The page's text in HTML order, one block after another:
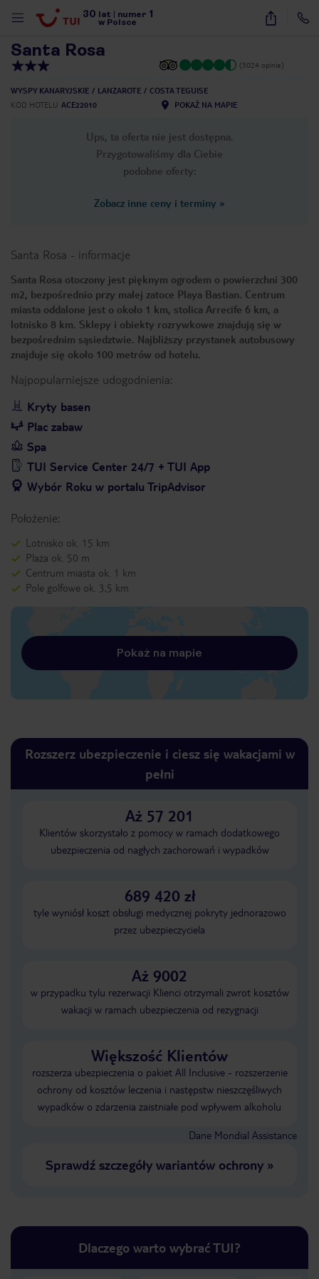
30 lat numer 1
w Polsce
27
Santa Rosa
(3024 opinie)
WYSPY KANARYJSKIE LANZAROTE
COSTA TEGUISE
KOD HOTELU ACE22010 POKAŻ NA MAPIE
Ups, ta oferta nie jest dostępna.
Przygotowaliśmy dla Ciebie
podobne oferty:
Zobacz inne ceny i terminy »
Santa Rosa - informacje
Santa Rosa otoczony jest pięknym ogrodem o powierzchni 300
m2, bezpośrednio przy małej zatoce Playa Bastian. Centrum
miasta oddalone jest o około 1 km, stolica Arrecife 6 km, a
lotnisko 8 km. Sklepy i obiekty rozrywkowe znajdują się w
bezpośrednim sąsiedztwie. Najbliższy przystanek autobusowy
znajduje się około 100 metrów od hotelu.
Najpopularniejsze udogodnienia:
Kryty basen
Plac zabaw
Spa
TUI Service Center 24/7 + TUI App
Wybór Roku w portalu TripAdvisor
Położenie:
Lotnisko ok. 15 km
Plaża ok. 50 m
Centrum miasta ok. 1 km
Pole golfowe ok. 3,5 km
Pokaż na mapie
Rozszerz ubezpieczenie i ciesz się wakacjami w
pełni
Aż 57 201
Klientów skorzystało z pomocy w ramach dodatkowego
ubezpieczenia od nagłych zachorowań i wypadków
689 420 zł
tyle wyniósł koszt obsługi medycznej pokryty jednorazowo
przez ubezpieczyciela
Aż 9002
w przypadku tylu rezerwacji Klienci otrzymali zwrot kosztów
wakacji w ramach ubezpieczenia od rezygnacji
Większość Klientów
rozszerza ubezpieczenia o pakiet All Inclusive - rozszerzenie
ochrony od kosztów leczenia i następstw nieszczęśliwych
wypadków o zdarzenia zaistniałe pod wpływem alkoholu
Dane Mondial Assistance
Sprawdź szczegóły wariantów ochrony»
Dlaczego warto wybrać TUI?